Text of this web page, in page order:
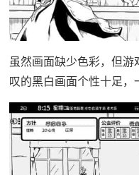
虽然画面缺少色彩，但
叹的黑白画面个性十足，